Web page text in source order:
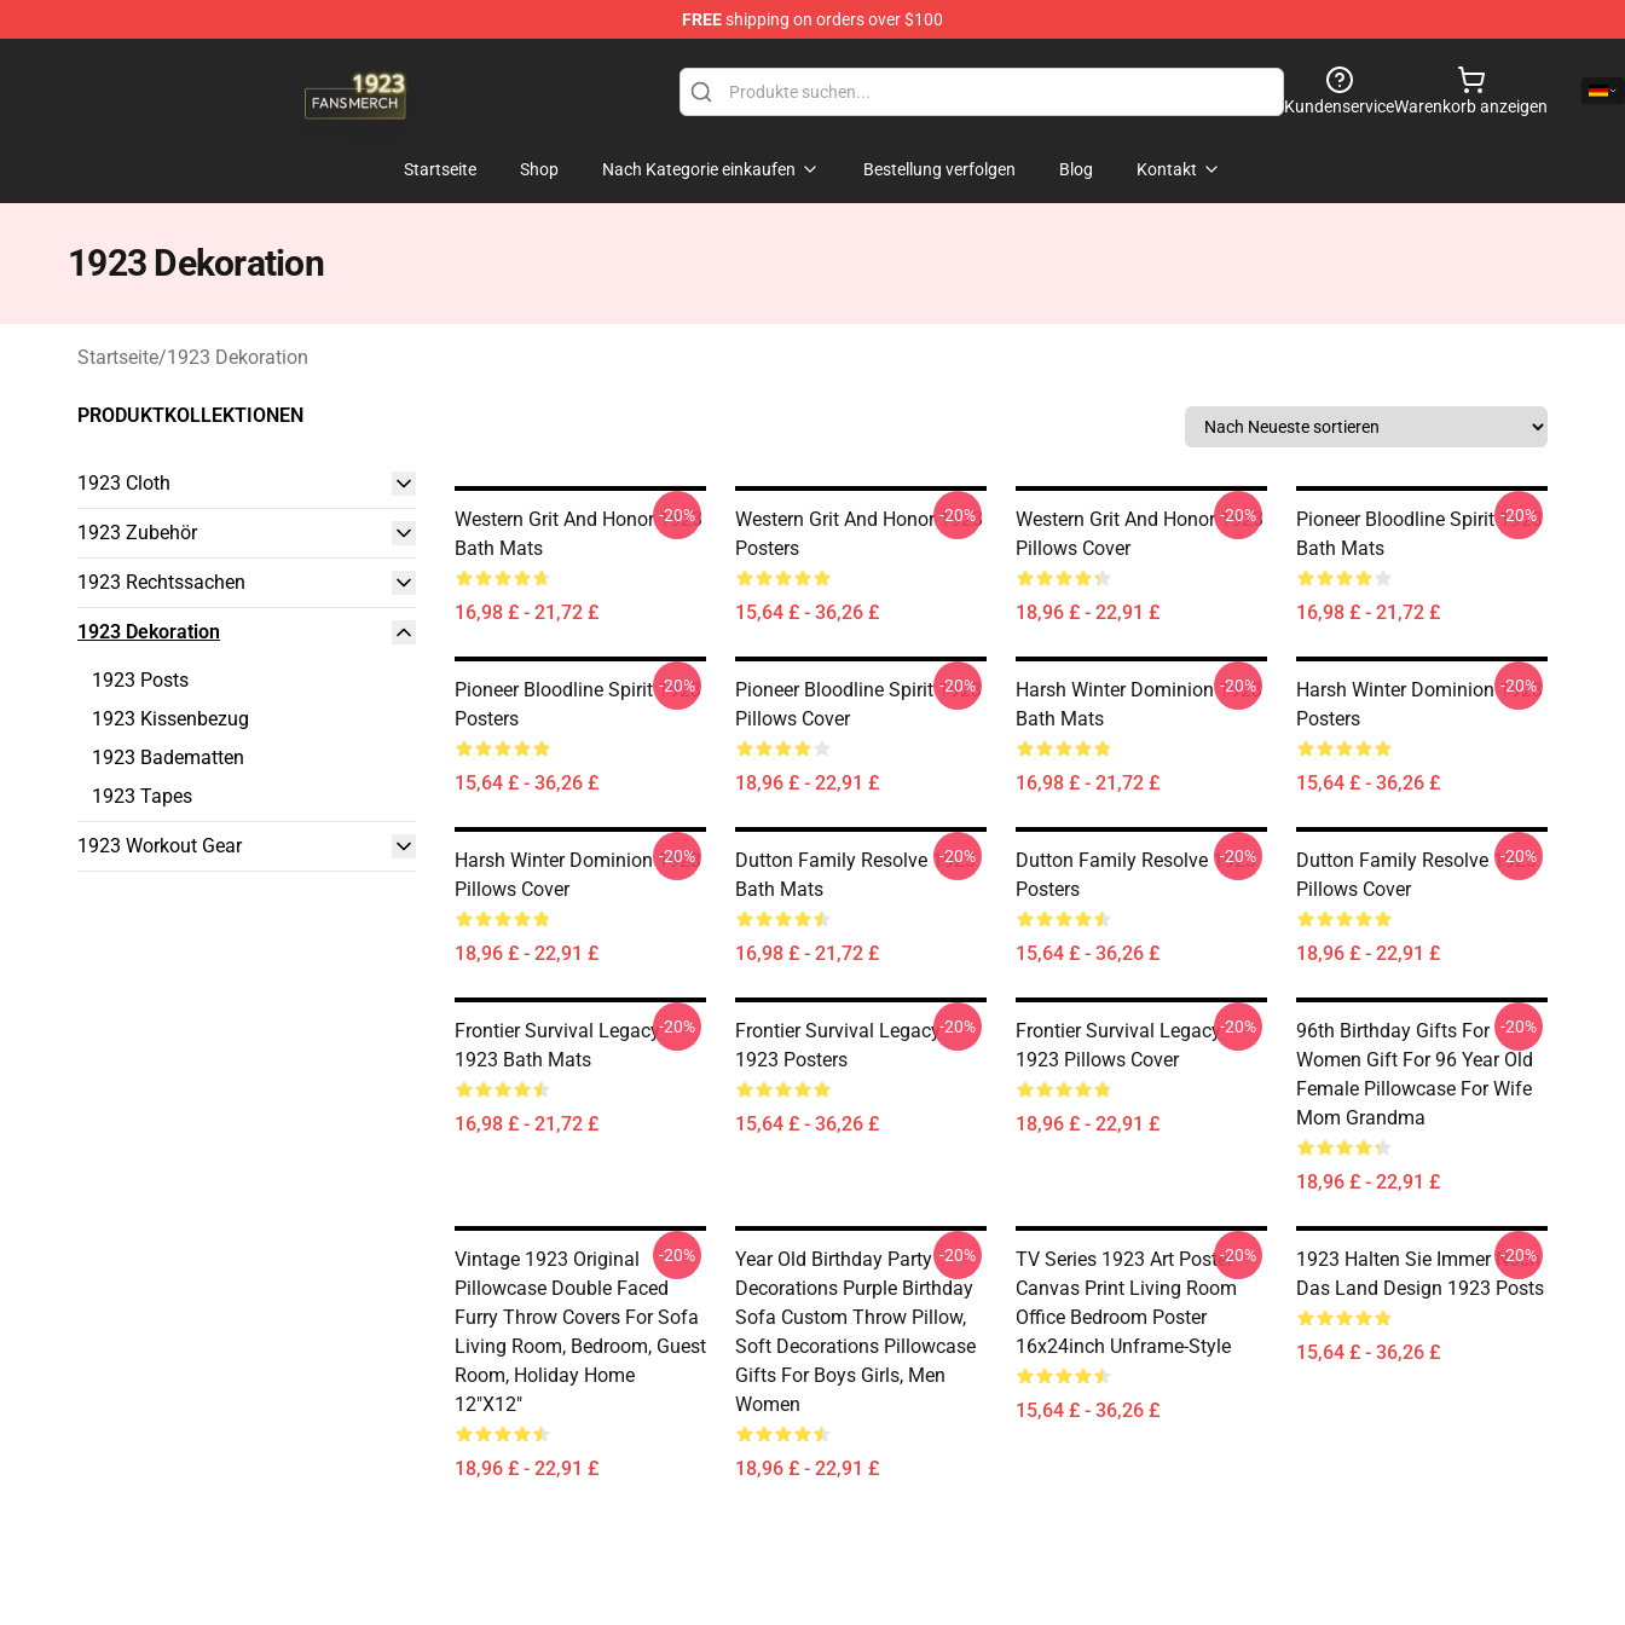
FREEshipping on orders over $100
KundenserviceWarenkorb anzeigen
Startseite Shop Nach Kategorie einkaufen Bestellung verfolgen Blog Kontakt
1923 Dekoration
Startseite/1923 Dekoration
PRODUKTKOLLEKTIONEN
1923 Cloth
1923 Zubehör
1923 Rechtssachen
1923 Dekoration
1923 Posts
1923 Kissenbezug
1923 Badematten
1923 Tapes
1923 Workout Gear
Western Grit And Honor 1923
Bath Mats
16,98 £ - 21,72 £
-20%
Western Grit And Honor 1923
Posters
15,64 £ - 36,26 £
-20%
Western Grit And Honor 1923
Pillows Cover
18,96 £ - 22,91 £
-20%
Pioneer Bloodline Spirit 1923
Bath Mats
16,98 £ - 21,72 £
-20%
Pioneer Bloodline Spirit 1923
Posters
15,64 £ - 36,26 £
-20%
Pioneer Bloodline Spirit 1923
Pillows Cover
18,96 £ - 22,91 £
-20%
Harsh Winter Dominion 1923
Bath Mats
16,98 £ - 21,72 £
-20%
Harsh Winter Dominion 1923
Posters
15,64 £ - 36,26 £
-20%
Harsh Winter Dominion 1923
Pillows Cover
18,96 £ - 22,91 £
-20%
Dutton Family Resolve 1923
Bath Mats
16,98 £ - 21,72 £
-20%
Dutton Family Resolve 1923
Posters
15,64 £ - 36,26 £
-20%
Dutton Family Resolve 1923
Pillows Cover
18,96 £ - 22,91 £
-20%
Frontier Survival Legacy
1923 Bath Mats
16,98 £ - 21,72 £
-20%
Frontier Survival Legacy
1923 Posters
15,64 £ - 36,26 £
-20%
Frontier Survival Legacy
1923 Pillows Cover
18,96 £ - 22,91 £
-20%
96th Birthday Gifts For
Women Gift For 96 Year Old
Female Pillowcase For Wife
Mom Grandma
18,96 £ - 22,91 £
-20%
Vintage 1923 Original
Pillowcase Double Faced
Furry Throw Covers For Sofa
Living Room, Bedroom, Guest
Room, Holiday Home
12"x12"
18,96 £ - 22,91 £
-20%
Year Old Birthday Party
Decorations Purple Birthday
Sofa Custom Throw Pillow,
Soft Decorations Pillowcase
Gifts For Boys Girls, Men
Women
18,96 £ - 22,91 £
-20%
TV Series 1923 Art Poster
Canvas Print Living Room
Office Bedroom Poster
16x24inch Unframe-Style
15,64 £ - 36,26 £
-20%
1923 Halten Sie Immer Noch
Das Land Design 1923 Posts
15,64 £ - 36,26 £
-20%